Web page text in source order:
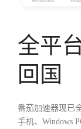
全平
回国
番茄加速器现已
手机、Windows